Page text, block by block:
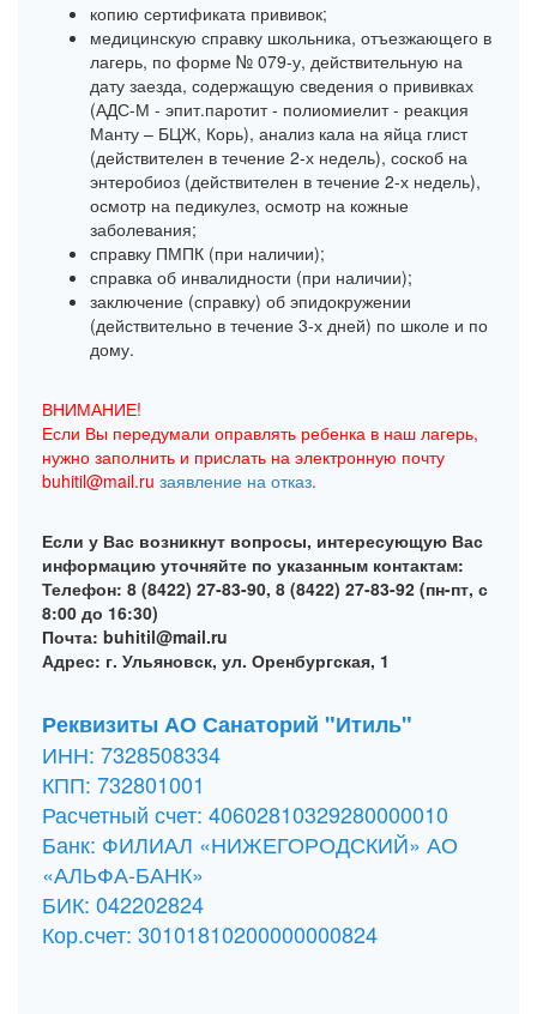
копию сертификата прививок;
медицинскую справку школьника, отъезжающего в
лагерь, по форме № 079-у, действительную на
дату заезда, содержащую сведения о прививках
(АДС-М - эпит.паротит - полиомиелит - реакция
Манту – БЦЖ, Корь), анализ кала на яйца глист
(действителен в течение 2-х недель), соскоб на
энтеробиоз (действителен в течение 2-х недель),
осмотр на педикулез, осмотр на кожные
заболевания;
справку ПМПК (при наличии);
справка об инвалидности (при наличии);
заключение (справку) об эпидокружении
(действительно в течение 3-х дней) по школе и по
дому.
ВНИМАНИЕ!
Если Вы передумали оправлять ребенка в наш лагерь,
нужно заполнить и прислать на электронную почту
buhitil@mail.ru заявление на отказ.
Если у Вас возникнут вопросы, интересующую Вас
информацию уточняйте по указанным контактам:
Телефон: 8 (8422) 27-83-90, 8 (8422) 27-83-92 (пн-пт, с
8:00 до 16:30)
Почта: buhitil@mail.ru
Адрес: г. Ульяновск, ул. Оренбургская, 1
Реквизиты АО Санаторий "Итиль"
ИНН: 7328508334
КПП: 732801001
Расчетный счет: 40602810329280000010
Банк: ФИЛИАЛ «НИЖЕГОРОДСКИЙ» АО
«АЛЬФА-БАНК»
БИК: 042202824
Кор.счет: 30101810200000000824